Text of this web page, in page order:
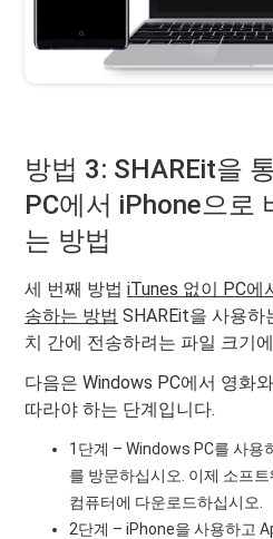
방법 3: SHAREit을
PC에서 iPhone으로
는 방법
세 번째 방법iTunes 없이 PC에
송하는 방법 SHAREit을 사용하
치 간에 전송하려는 파일 크기
다음은 Windows PC에서 영화
따라야 하는 단계입니다.
1단계 – Windows PC를 사용
를 방문하십시오. 이제 소프
컴퓨터에 다운로드하십시오.
2단계 – iPhone을 사용하고